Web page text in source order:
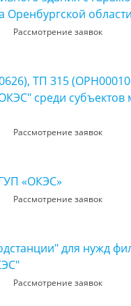
Рассмотрение заявок
ТП 315
среди субъектов
Рассмотрение заявок
«ОКЭС»
Рассмотрение заявок
для нужд
Рассмотрение заявок